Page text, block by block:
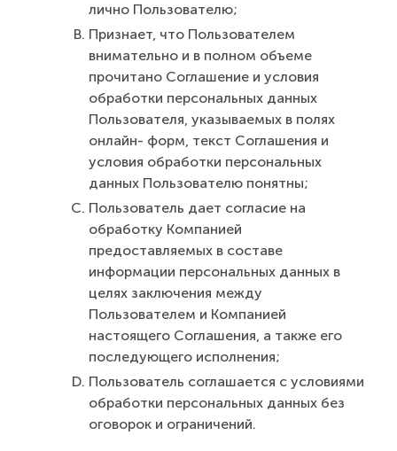
лично Пользователю;
Признает, что Пользователем
внимательно и в полном объеме
прочитано Соглашение и условия
обработки персональных данных
Пользователя, указываемых в полях
онлайн- форм, текст Соглашения и
условия обработки персональных
данных Пользователю понятны;
Пользователь дает согласие на
обработку Компанией
предоставляемых в составе
информации персональных данных в
целях заключения между
Пользователем и Компанией
настоящего Соглашения, а также его
последующего исполнения;
Пользователь соглашается с условиями
обработки персональных данных без
оговорок и ограничений.